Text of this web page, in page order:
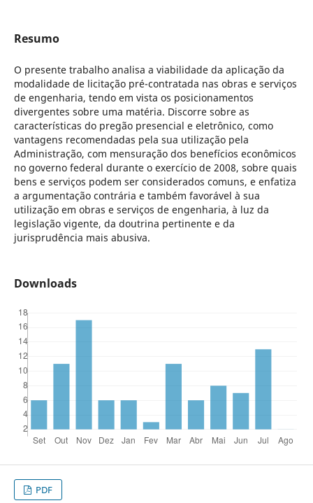
Resumo
O presente trabalho analisa a viabilidade da aplicação da
modalidade de licitação pré-contratada nas obras e serviços
de engenharia, tendo em vista os posicionamentos
divergentes sobre uma matéria. Discorre sobre as
características do pregão presencial e eletrônico, como
vantagens recomendadas pela sua utilização pela
Administração, com mensuração dos benefícios econômicos
no governo federal durante o exercício de 2008, sobre quais
bens e serviços podem ser considerados comuns, e enfatiza
a argumentação contrária e também favorável à sua
utilização em obras e serviços de engenharia, à luz da
legislação vigente, da doutrina pertinente e da
jurisprudência mais abusiva.
Downloads
PDF